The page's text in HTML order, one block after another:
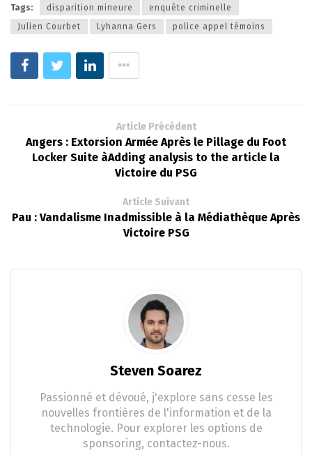
Tags: disparition mineure
enquête criminelle
Julien Courbet
Lyhanna Gers police appel témoins
Article Précédent
Angers : Extorsion Armée Après le Pillage du Foot
Locker Suite àAdding analysis to the article la
Victoire du PSG
Article Suivant
Pau : Vandalisme Inadmissible à la Médiathèque Après
Victoire PSG
Steven Soarez
Passionné et dévoué, j'explore sans cesse les
nouvelles frontières de l'information et de la
technologie. Pour explorer les options de
sponsoring, contactez-nous.